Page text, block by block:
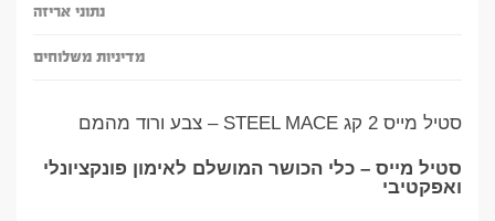
נתוני אריזה
מדיניות משלוחים
סטיל מייס 2 קג STEEL MACE – צבע ורוד מהמם
סטיל מייס – כלי הכושר המושלם לאימון פונקציונלי
ואפקטיבי